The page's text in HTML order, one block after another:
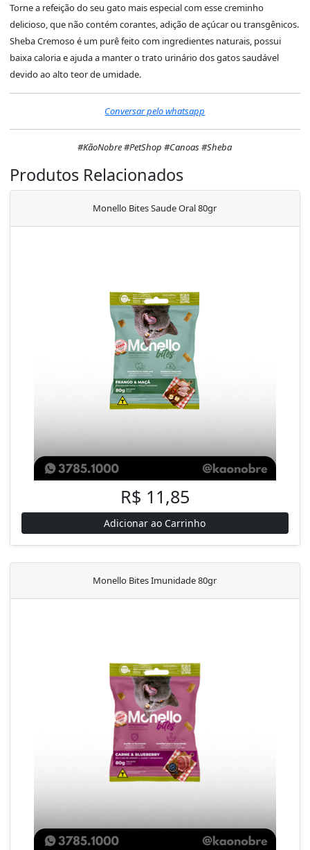
Torne a refeição do seu gato mais especial com esse creminho
delicioso, que não contém corantes, adição de açúcar ou transgênicos.
Sheba Cremoso é um purê feito com ingredientes naturais, possui
baixa caloria e ajuda a manter o trato urinário dos gatos saudável
devido ao alto teor de umidade.
Conversar pelo whatsapp
#KãoNobre #PetShop #Canoas #Sheba
Produtos Relacionados
Monello Bites Saude Oral 80gr
R$ 11,85
Adicionar ao Carrinho
Monello Bites Imunidade 80gr